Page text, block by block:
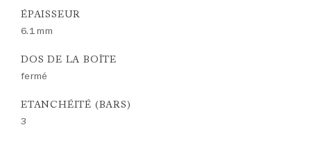
ÉPAISSEUR
6.1 mm
DOS DE LA BOÎTE
fermé
ETANCHÉITÉ (BARS)
3